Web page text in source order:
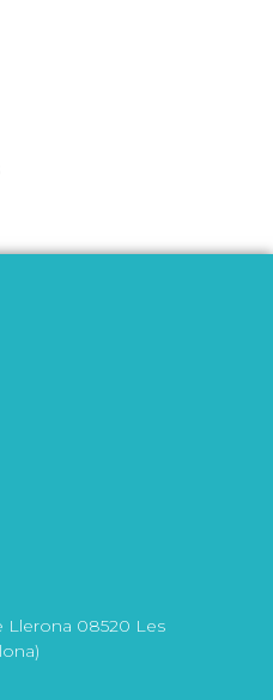
Llerona 08520 Les